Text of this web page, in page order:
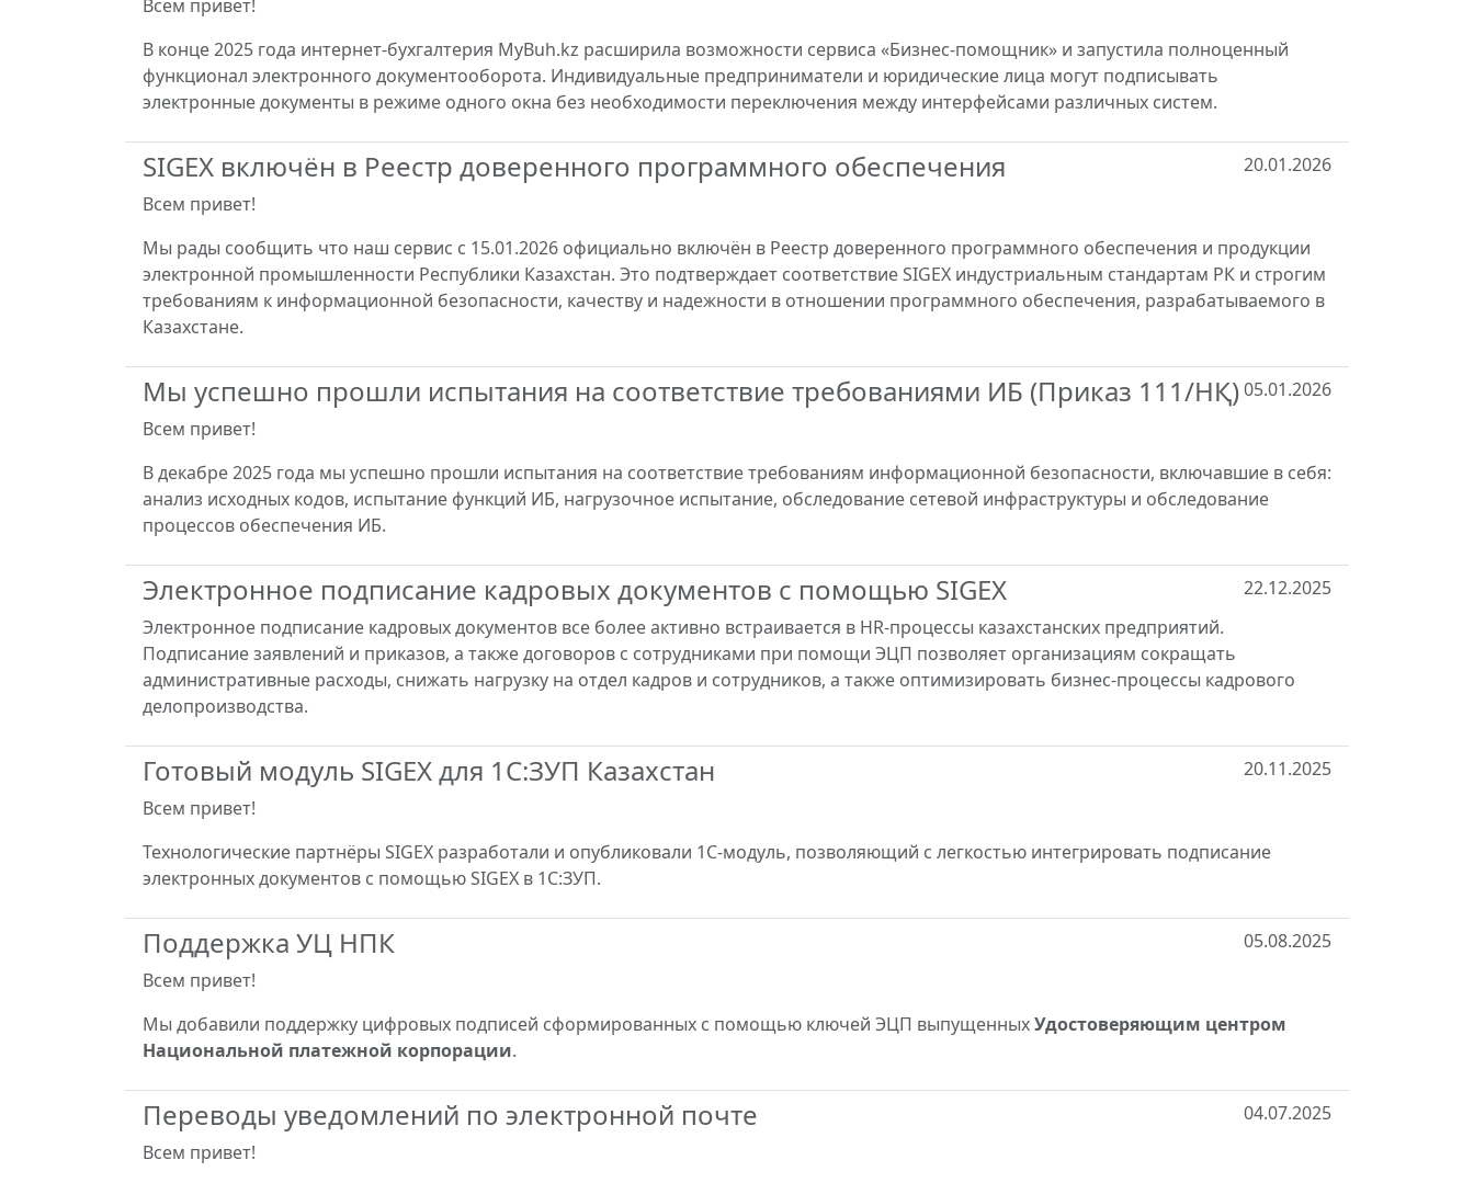
Всем привет!
В конце 2025 года интернет-бухгалтерия MyBuh.kz расширила возможности сервиса «Бизнес-помощник» и запустила полноценный
функционал электронного документооборота. Индивидуальные предприниматели и юридические лица могут подписывать
электронные документы в режиме одного окна без необходимости переключения между интерфейсами различных систем.
SIGEX включён в Реестр доверенного программного обеспечения
20.01.2026
Всем привет!
Мы рады сообщить что наш сервис с 15.01.2026 официально включён в Реестр доверенного программного обеспечения и продукции
электронной промышленности Республики Казахстан. Это подтверждает соответствие SIGEX индустриальным стандартам РК и строгим
требованиям к информационной безопасности, качеству и надежности в отношении программного обеспечения, разрабатываемого в
Казахстане.
Мы успешно прошли испытания на соответствие требованиями ИБ (Приказ 111/НҚ)05.01.2026
Всем привет!
В декабре 2025 года мы успешно прошли испытания на соответствие требованиям информационной безопасности, включавшие в себя:
анализ исходных кодов, испытание функций ИБ, нагрузочное испытание, обследование сетевой инфраструктуры и обследование
процессов обеспечения ИБ.
Электронное подписание кадровых документов с помощью SIGEX
22.12.2025
Электронное подписание кадровых документов все более активно встраивается в HR-процессы казахстанских предприятий.
Подписание заявлений и приказов, а также договоров с сотрудниками при помощи ЭЦП позволяет организациям сокращать
административные расходы, снижать нагрузку на отдел кадров и сотрудников, а также оптимизировать бизнес-процессы кадрового
делопроизводства.
Готовый модуль SIGEX для 1С:ЗУП Казахстан
20.11.2025
Всем привет!
Технологические партнёры SIGEX разработали и опубликовали 1С-модуль, позволяющий с легкостью интегрировать подписание
электронных документов с помощью SIGEX в 1С:ЗУП.
Поддержка УЦ НПК
05.08.2025
Всем привет!
Мы добавили поддержку цифровых подписей сформированных с помощью ключей ЭЦП выпущенныхУдостоверяющим центром
Национальной платежной корпорации.
Переводы уведомлений по электронной почте
04.07.2025
Всем привет!